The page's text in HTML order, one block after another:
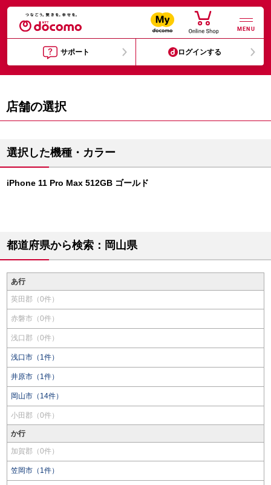
MENU
サポート ログインする
店舗の選択
選択した機種・カラー
iPhone 11 Pro Max 512GB ゴールド
都道府県から検索：岡山県
あ行
英田郡（0件）
赤磐市（0件）
浅口郡（0件）
浅口市（1件）
井原市（1件）
岡山市（14件）
小田郡（0件）
か行
加賀郡（0件）
笠岡市（1件）